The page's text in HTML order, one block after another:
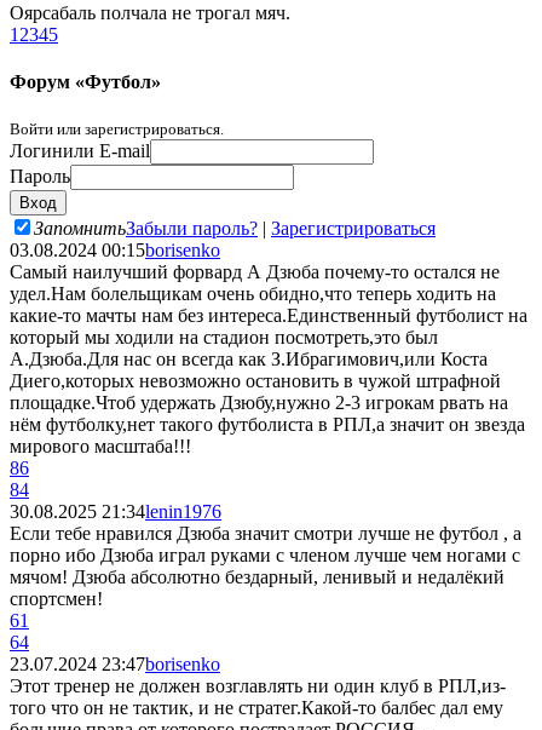
Оярсабаль полчала не трогал мяч.
1 2345
Форум «Футбол»
Войти или зарегистрироваться.
Логинили E-mail
Пароль
ЗапомнитьЗабыли пароль? | Зарегистрироваться
03.08.2024 00:15borisenko
Самый наилучший форвард А Дзюба почему-то остался не
удел.Нам болельщикам очень обидно,что теперь ходить на
какие-то мачты нам без интереса.Единственный футболист на
который мы ходили на стадион посмотреть,это был
А.Дзюба.Для нас он всегда как З.Ибрагимович,или Коста
Диего,которых невозможно остановить в чужой штрафной
площадке.Чтоб удержать Дзюбу,нужно 2-3 игрокам рвать на
нём футболку,нет такого футболиста в РПЛ,а значит он звезда
мирового масштаба!!!
86
84
30.08.2025 21:34lenin1976
Если тебе нравился Дзюба значит смотри лучше не футбол , а
порно ибо Дзюба играл руками с членом лучше чем ногами с
мячом! Дзюба абсолютно бездарный, ленивый и недалёкий
спортсмен!
61
64
23.07.2024 23:47borisenko
Этот тренер не должен возглавлять ни один клуб в РПЛ,из-
того что он не тактик, и не стратег.Какой-то балбес дал ему